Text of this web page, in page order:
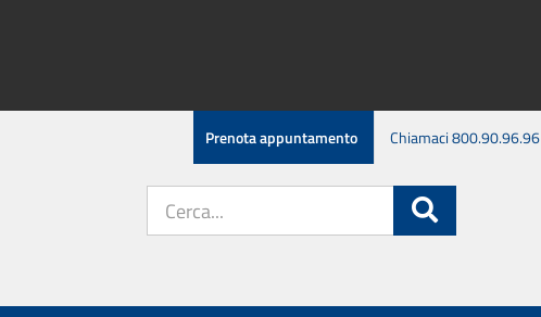
Prenota appuntamento Chiamaci 800.90.96.96
sito: